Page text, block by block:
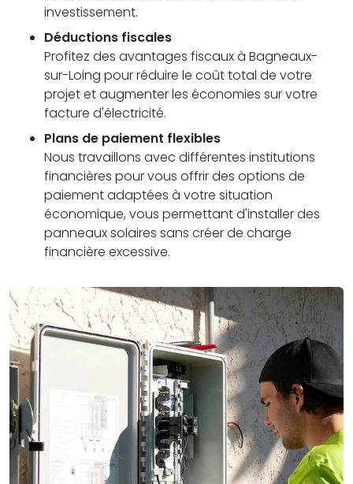
investissement.
Déductions fiscales
Profitez des avantages fiscaux à Bagneaux-
sur-Loing pour réduire le coût total de votre
projet et augmenter les économies sur votre
facture d'électricité.
Plans de paiement flexibles
Nous travaillons avec différentes institutions
financières pour vous offrir des options de
paiement adaptées à votre situation
économique, vous permettant d'installer des
panneaux solaires sans créer de charge
financière excessive.